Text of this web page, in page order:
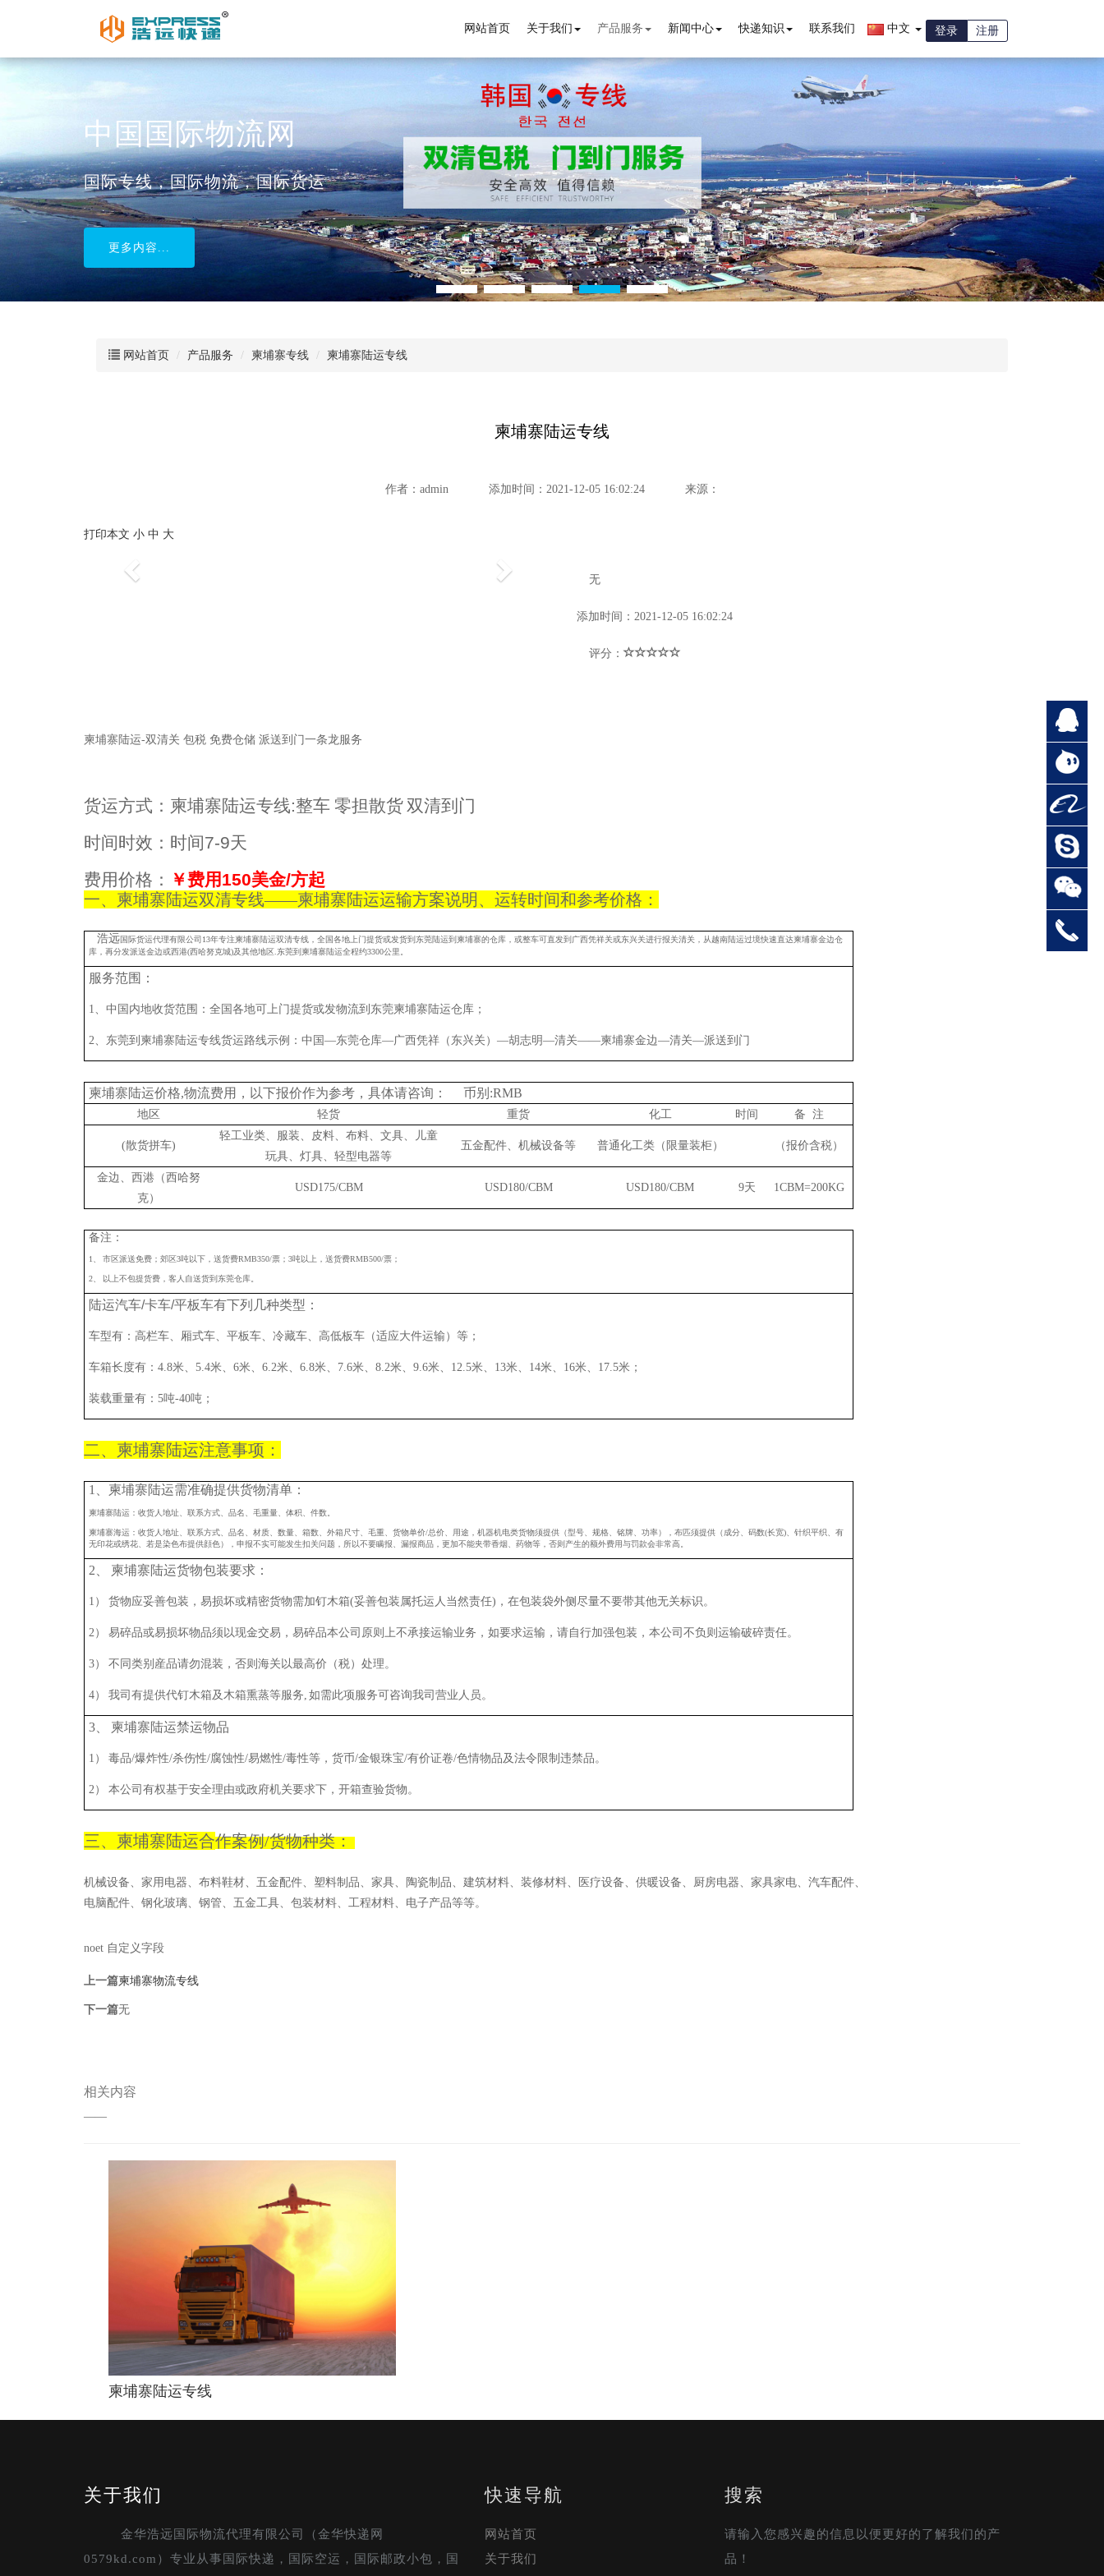
网站首页 关于我们 产品服务 新闻中心 快递知识 联系我们 中文 登录 注册
更多内容...
网站首页 产品服务 柬埔寨专线 柬埔寨陆运专线
柬埔寨陆运专线
作者： admin 添加时间： 2021-12-05 16:02:24 来源：
打印本文 小 中 大
Previous Next 无
添加时间： 2021-12-05 16:02:24
评分：
柬埔寨陆运-双清关 包税 免费仓储 派送到门一条龙服务
货运方式：柬埔寨陆运专线:整车 零担散货 双清到门
时间时效：时间7-9天
费用价格：
￥费用150美金/方起
一、柬埔寨陆运双清专线——柬埔寨陆运运输方案说明、运转时间和参考价格：
浩远国际货运代理有限公司13年专注柬埔寨陆运双清专线，全国各地上门提货或发货到东莞陆运到柬埔寨的仓库，或整车可直发到广西凭祥关或东兴关进行报关清关，从越南陆运过境快速直达柬埔寨金边仓
库，再分发派送金边或西港(西哈努克城)及其他地区.东莞到柬埔寨陆运全程约3300公里。
服务范围：
1、中国内地收货范围：全国各地可上门提货或发物流到东莞柬埔寨陆运仓库；
2、东莞到柬埔寨陆运专线货运路线示例：中国—东莞仓库—广西凭祥（东兴关）—胡志明—清关——柬埔寨金边—清关—派送到门
柬埔寨陆运价格,物流费用，以下报价作为参考，具体请咨询： 币别:RMB
地区 轻货 重货 化工 时间 备 注
(散货拼车)
轻工业类、服装、皮料、布料、文具、儿童
玩具、灯具、轻型电器等
五金配件、机械设备等 普通化工类（限量装柜） （报价含税）
金边、西港（西哈努
克）
USD175/CBM USD180/CBM USD180/CBM 9天 1CBM=200KG
备注：
1、 市区派送免费；郊区3吨以下，送货费RMB350/票；3吨以上，送货费RMB500/票；
2、 以上不包提货费，客人自送货到东莞仓库。
陆运汽车/卡车/平板车有下列几种类型：
车型有：高栏车、厢式车、平板车、冷藏车、高低板车（适应大件运输）等；
车箱长度有：4.8米、5.4米、6米、6.2米、6.8米、7.6米、8.2米、9.6米、12.5米、13米、14米、16米、17.5米；
装载重量有：5吨-40吨；
二、柬埔寨陆运注意事项：
1、柬埔寨陆运需准确提供货物清单：
柬埔寨陆运：收货人地址、联系方式、品名、毛重量、体积、件数。
柬埔寨海运：收货人地址、联系方式、品名、材质、数量、箱数、外箱尺寸、毛重、货物单价/总价、用途，机器机电类货物须提供（型号、规格、铭牌、功率），布匹须提供（成分、码数(长宽)、针织平织、有
无印花或绣花、若是染色布提供顔色），申报不实可能发生扣关问题，所以不要瞒报、漏报商品，更加不能夹带香烟、药物等，否则产生的额外费用与罚款会非常高。
2、 柬埔寨陆运货物包装要求：
1） 货物应妥善包装，易损坏或精密货物需加钉木箱(妥善包装属托运人当然责任)，在包装袋外侧尽量不要带其他无关标识。
2） 易碎品或易损坏物品须以现金交易，易碎品本公司原则上不承接运输业务，如要求运输，请自行加强包装，本公司不负则运输破碎责任。
3） 不同类别産品请勿混装，否则海关以最高价（税）处理。
4） 我司有提供代钉木箱及木箱熏蒸等服务, 如需此项服务可咨询我司营业人员。
3、 柬埔寨陆运禁运物品
1） 毒品/爆炸性/杀伤性/腐蚀性/易燃性/毒性等，货币/金银珠宝/有价证卷/色情物品及法令限制违禁品。
2） 本公司有权基于安全理由或政府机关要求下，开箱查验货物。
三、柬埔寨陆运合作案例/货物种类：
机械设备、家用电器、布料鞋材、五金配件、塑料制品、家具、陶瓷制品、建筑材料、装修材料、医疗设备、供暖设备、厨房电器、家具家电、 汽车配件、
电脑配件、钢化玻璃、钢管、五金工具、包装材料、工程材料、电子产品等等。
noet 自定义字段
上一篇柬埔寨物流专线
下一篇无
相关内容
——
柬埔寨陆运专线
关于我们
金华浩远国际物流代理有限公司（金华快递网
0579kd.com）专业从事国际快递，国际空运，国际邮政小包，国
快速导航
网站首页
关于我们
搜索
请输入您感兴趣的信息以便更好的了解我们的产
品！